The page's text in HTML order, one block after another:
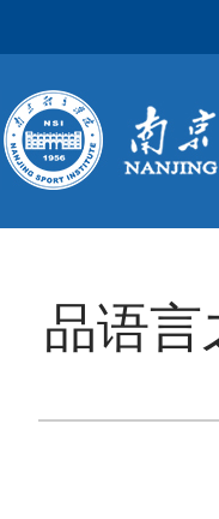
品语